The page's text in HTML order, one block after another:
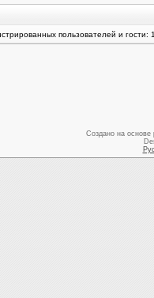
пользователей и гости:
Создано на основе